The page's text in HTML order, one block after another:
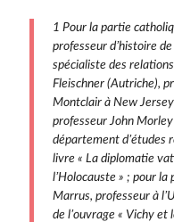
1 Pour la partie
professeur d’histoire
spécia­liste des
Fleischner (Autriche),
Montclair à New
professeur John
département d’études
livre « La diplomatie
l’Holocauste » ; pour
Marrus, professeur à
de l’ouvrage « Vichy et